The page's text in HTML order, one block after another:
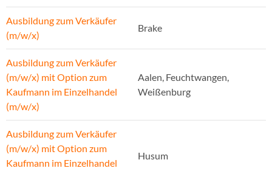
Ausbildung zum Verkäufer
(m/w/x)
Brake
Ausbildung zum Verkäufer
(m/w/x) mit Option zum
Kaufmann im Einzelhandel
(m/w/x)
Aalen, Feuchtwangen,
Weißenburg
Ausbildung zum Verkäufer
(m/w/x) mit Option zum
Kaufmann im Einzelhandel
Husum